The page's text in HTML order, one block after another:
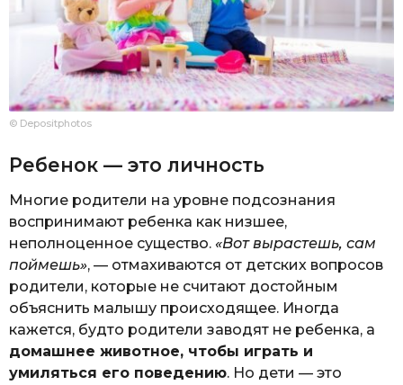
© Depositphotos
Ребенок — это личность
Многие родители на уровне подсознания
воспринимают ребенка как низшее,
неполноценное существо. «Вот вырастешь, сам
поймешь», — отмахиваются от детских вопросов
родители, которые не считают достойным
объяснить малышу происходящее. Иногда
кажется, будто родители заводят не ребенка, а
домашнее животное, чтобы играть и
умиляться его поведению. Но дети — это